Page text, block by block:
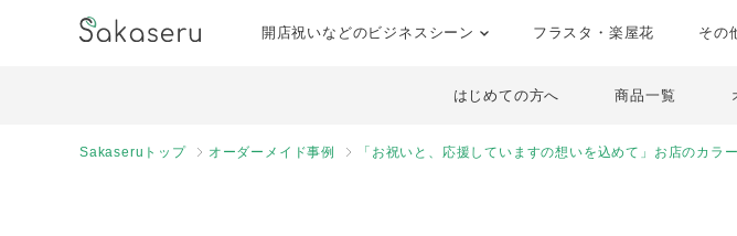
開店祝いなどのビジネスシーン フラスタ・楽屋花 その
はじめての方へ 商品一覧
Sakaseruトップ オーダーメイド事例 「お祝いと、応援していますの想いを込めて」お店のカラ